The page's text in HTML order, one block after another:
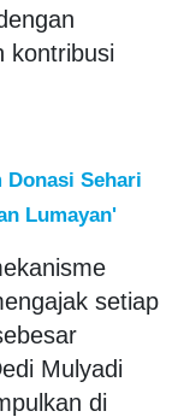
kontribusi
Donasi Sehari
Lumayan'
setiap
Mulyadi
di